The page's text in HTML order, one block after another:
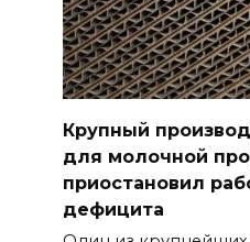
Крупный
для молочной
приостановил
дефицита